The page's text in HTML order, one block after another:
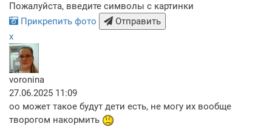
Пожалуйста, введите символы с картинки
Прикрепить фото
Отправить
x
voronina
27.06.2025 11:09
оо может такое будут дети есть, не могу их вообще
творогом накормить